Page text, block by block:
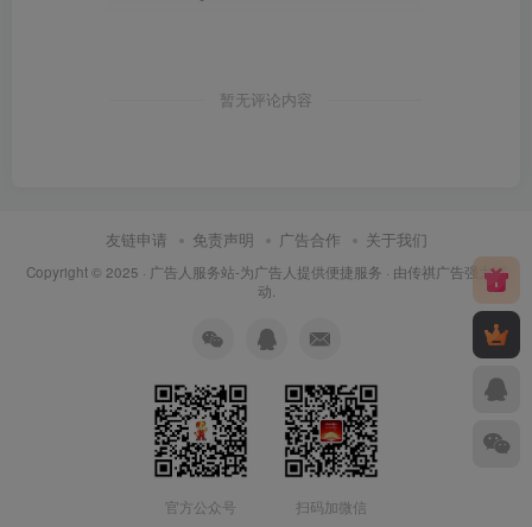
暂无评论内容
友链申请 免责声明 广告合作 关于我们
Copyright © 2025 · 广告人服务站-为广告人提供便捷服务 · 由传祺广告强力驱
动.
官方公众号 扫码加微信